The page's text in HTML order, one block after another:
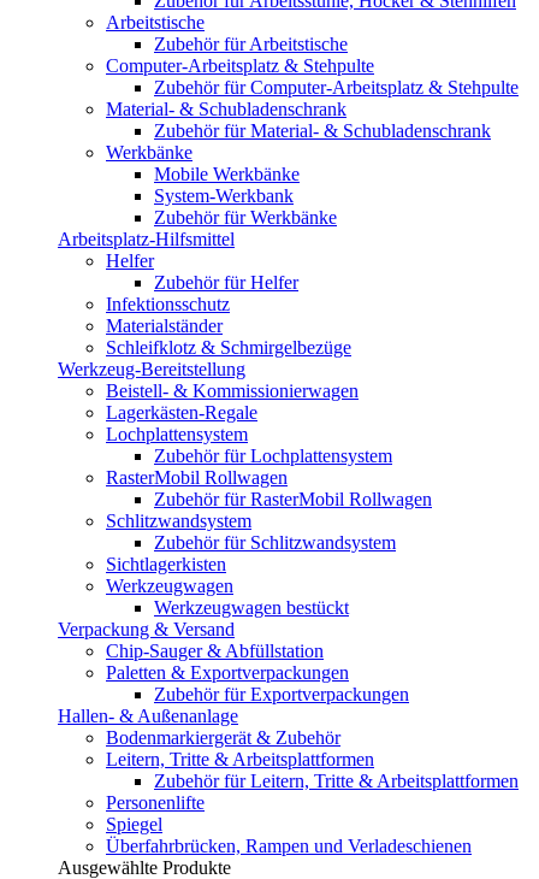
Arbeitstische
Zubehör für Arbeitstische
Computer-Arbeitsplatz & Stehpulte
Zubehör für Computer-Arbeitsplatz & Stehpulte
Material- & Schubladenschrank
Zubehör für Material- & Schubladenschrank
Werkbänke
Mobile Werkbänke
System-Werkbank
Zubehör für Werkbänke
Arbeitsplatz-Hilfsmittel
Helfer
Zubehör für Helfer
Infektionsschutz
Materialständer
Schleifklotz & Schmirgelbezüge
Werkzeug-Bereitstellung
Beistell- & Kommissionierwagen
Lagerkästen-Regale
Lochplattensystem
Zubehör für Lochplattensystem
RasterMobil Rollwagen
Zubehör für RasterMobil Rollwagen
Schlitzwandsystem
Zubehör für Schlitzwandsystem
Sichtlagerkisten
Werkzeugwagen
Werkzeugwagen bestückt
Verpackung & Versand
Chip-Sauger & Abfüllstation
Paletten & Exportverpackungen
Zubehör für Exportverpackungen
Hallen- & Außenanlage
Bodenmarkiergerät & Zubehör
Leitern, Tritte & Arbeitsplattformen
Zubehör für Leitern, Tritte & Arbeitsplattformen
Personenlifte
Spiegel
Überfahrbrücken, Rampen und Verladeschienen
Ausgewählte Produkte